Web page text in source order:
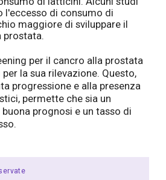
l'eccesso di consumo di
maggiore di sviluppare il
prostata.
per il cancro alla prostata
la sua rilevazione. Questo,
progressione e alla presenza
permette che sia un
prognosi e un tasso di